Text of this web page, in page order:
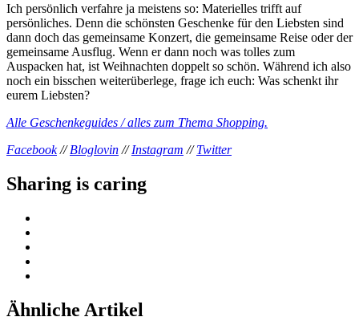
Ich persönlich verfahre ja meistens so: Materielles trifft auf
persönliches. Denn die schönsten Geschenke für den Liebsten sind
dann doch das gemeinsame Konzert, die gemeinsame Reise oder der
gemeinsame Ausflug. Wenn er dann noch was tolles zum
Auspacken hat, ist Weihnachten doppelt so schön. Während ich also
noch ein bisschen weiterüberlege, frage ich euch: Was schenkt ihr
eurem Liebsten?
Alle Geschenkeguides / alles zum Thema Shopping.
Facebook//Bloglovin //Instagram //Twitter
Sharing is caring
Ähnliche Artikel